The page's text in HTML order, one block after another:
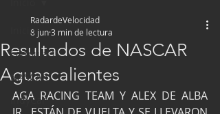
Inicio
Fórmula 1
NASCAR
IndyCar
Resultados de NASCAR
Aguascalientes
RadardeVelocidad
8 jun3 min de lectura
AGA RACING TEAM Y ALEX DE ALBA